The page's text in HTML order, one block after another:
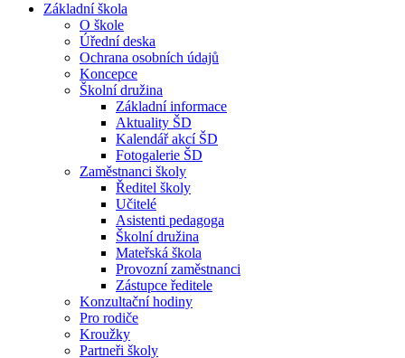
Základní škola
O škole
Úřední deska
Ochrana osobních údajů
Koncepce
Školní družina
Základní informace
Aktuality ŠD
Kalendář akcí ŠD
Fotogalerie ŠD
Zaměstnanci školy
Ředitel školy
Učitelé
Asistenti pedagoga
Školní družina
Mateřská škola
Provozní zaměstnanci
Zástupce ředitele
Konzultační hodiny
Pro rodiče
Kroužky
Partneři školy